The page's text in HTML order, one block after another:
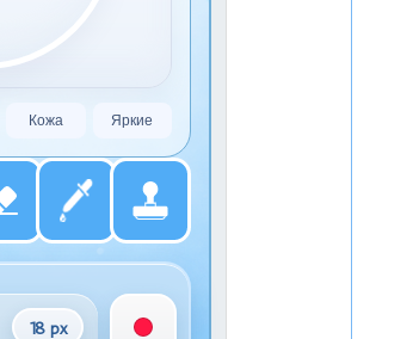
Кожа Яркие
18 px